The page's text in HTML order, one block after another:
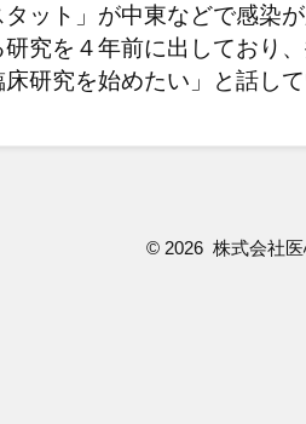
ット」が中東などで感染
究を４年前に出しており
研究を始めたい」と話して
© 2026 株式会社